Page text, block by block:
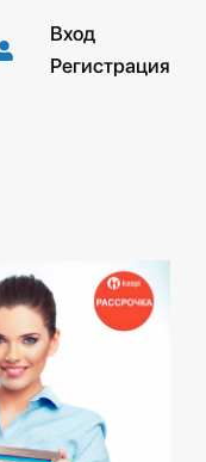
Вход
Регистрация